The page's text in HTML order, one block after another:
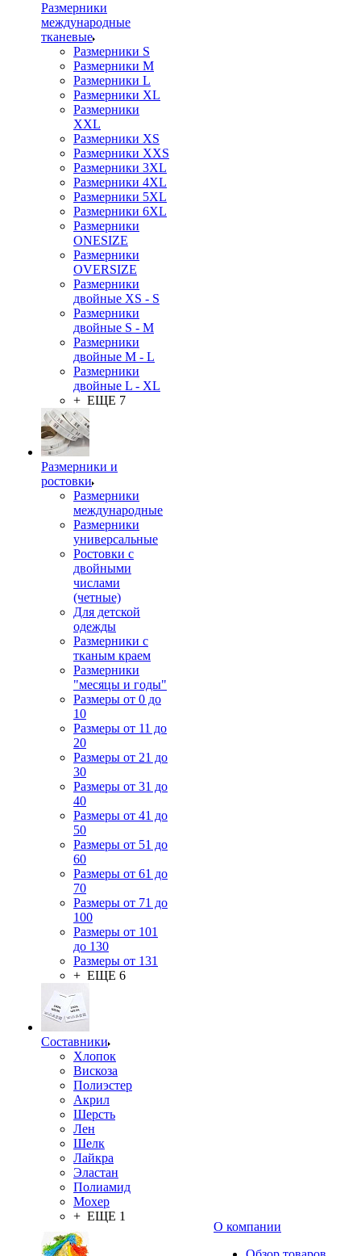
Размерники
международные
тканевые
Размерники S
Размерники M
Размерники L
Размерники XL
Размерники
XXL
Размерники XS
Размерники XXS
Размерники 3XL
Размерники 4XL
Размерники 5XL
Размерники 6XL
Размерники
ONESIZE
Размерники
OVERSIZE
Размерники
двойные XS - S
Размерники
двойные S - M
Размерники
двойные M - L
Размерники
двойные L - XL
+ ЕЩЕ 7
Размерники и
ростовки
Размерники
международные
Размерники
универсальные
Ростовки с
двойными
числами
(четные)
Для детской
одежды
Размерники с
тканым краем
Размерники
"месяцы и годы"
Размеры от 0 до
10
Размеры от 11 до
20
Размеры от 21 до
30
Размеры от 31 до
40
Размеры от 41 до
50
Размеры от 51 до
60
Размеры от 61 до
70
Размеры от 71 до
100
Размеры от 101
до 130
Размеры от 131
+ ЕЩЕ 6
Составники
Хлопок
Вискоза
Полиэстер
Акрил
Шерсть
Лен
Шелк
Лайкра
Эластан
Полиамид
Мохер
+ ЕЩЕ 1
О компании